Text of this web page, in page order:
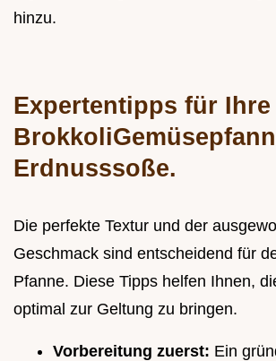
hinzu.
Expertentipps für Ihre
Erdnusssoße.
Die perfekte Textur und der
Geschmack sind entscheidend für
Pfanne. Diese Tipps helfen Ihnen,
optimal zur Geltung zu bringen.
Vorbereitung zuerst: Ein